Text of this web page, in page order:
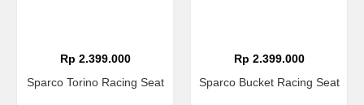
Rp 2.399.000
Sparco Torino Racing Seat
Rp 2.399.000
Sparco Bucket Racing Seat